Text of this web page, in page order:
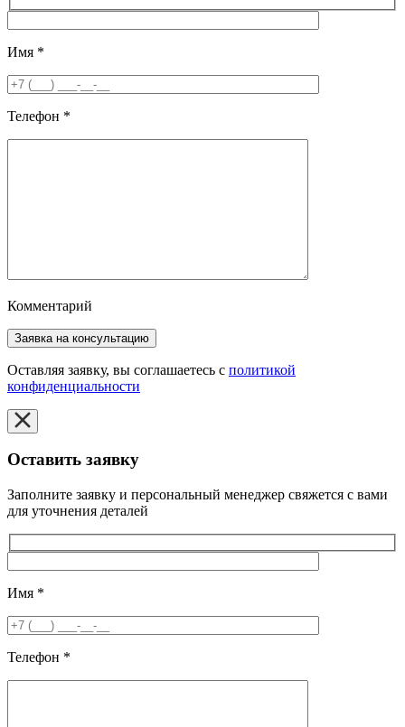
Имя *
Телефон *
Комментарий
Оставляя заявку, вы соглашаетесь с политикой
конфиденциальности
Оставить заявку
Заполните заявку и персональный менеджер свяжется с вами
для уточнения деталей
Имя *
Телефон *